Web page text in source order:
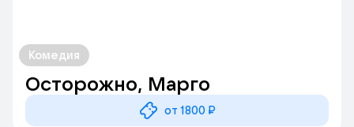
Комедия
Осторожно, Марго
от 1800 ₽